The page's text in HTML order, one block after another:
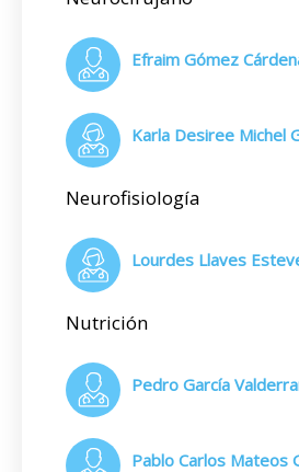
Efraim Gómez
Karla Desiree Michel
Neurofisiología
Lourdes Llaves
Nutrición
Pedro García
Pablo Carlos Mateos